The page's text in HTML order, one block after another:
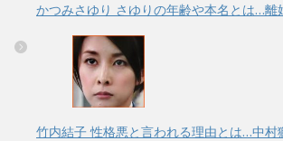
かつみさゆり さゆりの年齢や本名とは…離
竹内結子 性格悪と言われる理由とは…中村